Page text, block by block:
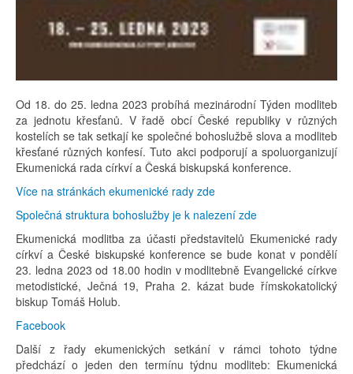
Od 18. do 25. ledna 2023 probíhá mezinárodní Týden modliteb
za jednotu křesťanů. V řadě obcí České republiky v různých
kostelích se tak setkají ke společné bohoslužbě slova a modliteb
křesťané různých konfesí. Tuto akci podporují a spoluorganizují
Ekumenická rada církví a Česká biskupská konference.
Více na stránkách ekumenické rady zde
Společná struktura bohoslužby je k nalezení zde
Ekumenická modlitba za účasti představitelů Ekumenické rady
církví a České biskupské konference se bude konat v pondělí
23. ledna 2023 od 18.00 hodin v modlitebně Evangelické církve
metodistické, Ječná 19, Praha 2. kázat bude římskokatolický
biskup Tomáš Holub.
Facebook
Další z řady ekumenických setkání v rámci tohoto týdne
předchází o jeden den termínu týdnu modliteb: Ekumenická